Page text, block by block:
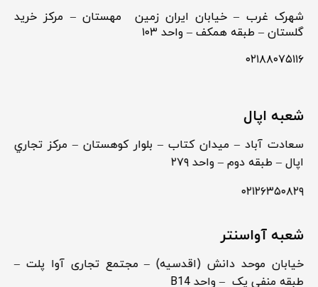
شهرک غرب – خیابان ایران زمین مهستان – مرکز خرید
گلستان – طبقه همکف – واحد ۱۰۳
۰۲۱۸۸۰۷۵۱۱۶
شعبه اپال
سعادت آباد – ميدان كتاب – بلوار كوهستان – مركز تجاري
اپال – طبقه دوم – واحد ۲۷۹
۰۲۱۲۶۳۵۰۸۲۹
شعبه آواسنتر
خیابان موحد دانش (اقدسیه) – مجتمع تجاری آوا پلت –
طبقه منفی یک – واحد B14